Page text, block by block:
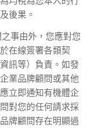
後果。
事由外，您應對您
在線簽署各類契
訊等）負責。如發
業品牌顧問或其他
立即通知有機體企
對您的任何請求採
牌顧問存在明顯過